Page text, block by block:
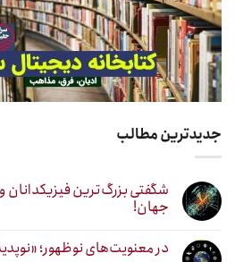
جدیدترین مطالب
شگفتی بزرگ‌ترین فیزیکدانان
جهان!
در معنویت‌های نوظهور؛